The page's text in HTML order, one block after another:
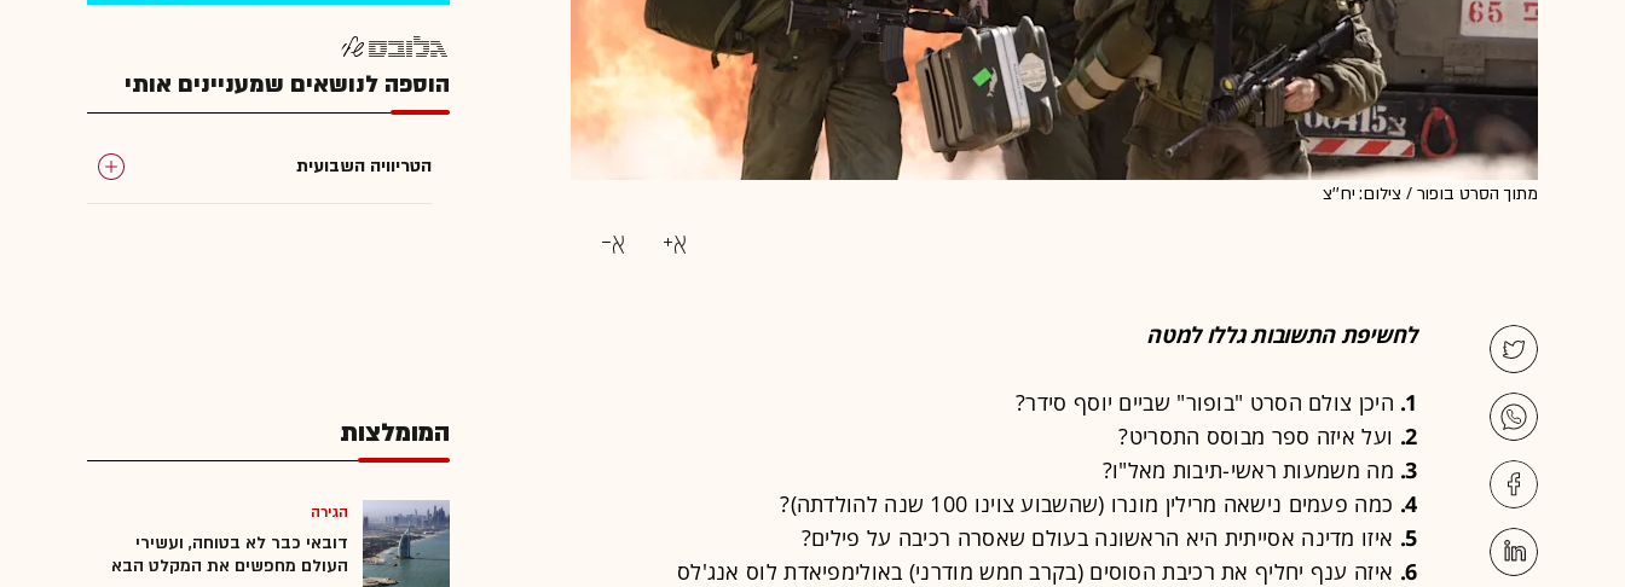
מתוך הסרט בופור / צילום: יח''צ
לחשיפת התשובות גללו למטה
1. היכן צולם הסרט "בופור" שביים יוסף סידר?
2. ועל איזה ספר מבוסס התסריט?
3. מה משמעות ראשי-תיבות מאל"ו?
4. כמה פעמים נישאה מרילין מונרו (שהשבוע צוינו 100 שנה להולדתה)?
5. איזו מדינה אסייתית היא הראשונה בעולם שאסרה רכיבה על פילים?
6. איזה ענף יחליף את רכיבת הסוסים (בקרב חמש מודרני) באולימפיאדת לוס אנג'לס
הוספה לנושאים שמעניינים אותי
הטריוויה השבועית
המומלצות
הגירה
דובאי כבר לא בטוחה, ועשירי
העולם מחפשים את המקלט הבא